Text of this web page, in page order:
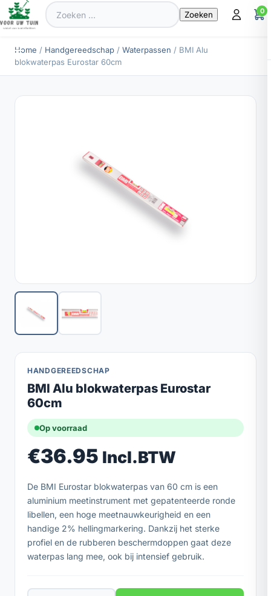
Zoeken
naar:
0
Home / Handgereedschap / Waterpassen / BMI Alu
blokwaterpas Eurostar 60cm
HANDGEREEDSCHAP
BMI Alu blokwaterpas Eurostar
60cm
Op voorraad
€36.95 Incl.BTW
De BMI Eurostar blokwaterpas van 60 cm is een
aluminium meetinstrument met gepatenteerde ronde
libellen, een hoge meetnauwkeurigheid en een
handige 2% hellingmarkering. Dankzij het sterke
profiel en de rubberen beschermdoppen gaat deze
waterpas lang mee, ook bij intensief gebruik.